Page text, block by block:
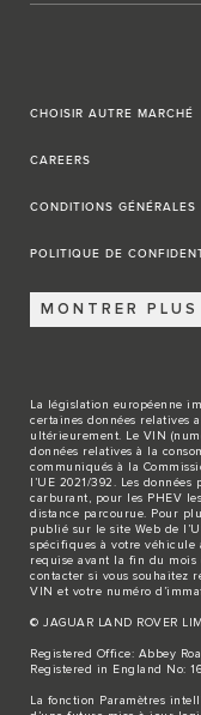
CHOISIR AUTRE MARCHÉ
CAREERS
CONDITIONS GÉNÉRALES
POLITIQUE DE
MONTRER PLUS
La législation européenne
certaines données relatives
ultérieurement. Le VIN
données relatives à la
communiqués à la
l’UE 2021/392. Les
carburant, pour les PHEV
distance parcourue. Pour
publié sur le site Web de
spécifiques à votre véhicule
requise avant la fin du mois
contacter si vous souhaitez
VIN et votre numéro
© JAGUAR LAND ROVER
Registered Office: Abbey
Registered in England No:
La fonction Paramètres